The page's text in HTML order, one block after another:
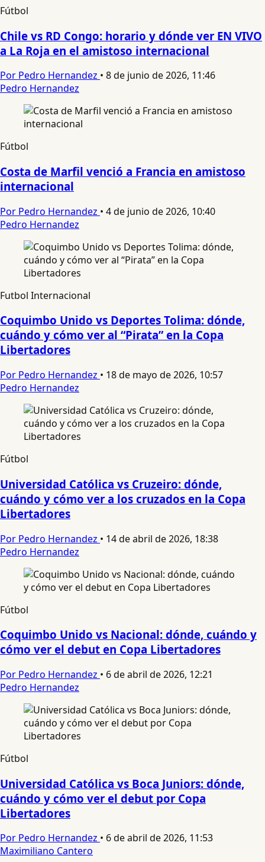
Fútbol
Chile vs RD Congo: horario y dónde ver EN VIVO
a La Roja en el amistoso internacional
Por Pedro Hernandez • 8 de junio de 2026, 11:46
Pedro Hernandez
Fútbol
Costa de Marfil venció a Francia en amistoso
internacional
Por Pedro Hernandez • 4 de junio de 2026, 10:40
Pedro Hernandez
Futbol Internacional
Coquimbo Unido vs Deportes Tolima: dónde,
cuándo y cómo ver al “Pirata” en la Copa
Libertadores
Por Pedro Hernandez • 18 de mayo de 2026, 10:57
Pedro Hernandez
Fútbol
Universidad Católica vs Cruzeiro: dónde,
cuándo y cómo ver a los cruzados en la Copa
Libertadores
Por Pedro Hernandez • 14 de abril de 2026, 18:38
Pedro Hernandez
Fútbol
Coquimbo Unido vs Nacional: dónde, cuándo y
cómo ver el debut en Copa Libertadores
Por Pedro Hernandez • 6 de abril de 2026, 12:21
Pedro Hernandez
Fútbol
Universidad Católica vs Boca Juniors: dónde,
cuándo y cómo ver el debut por Copa
Libertadores
Por Pedro Hernandez • 6 de abril de 2026, 11:53
Maximiliano Cantero